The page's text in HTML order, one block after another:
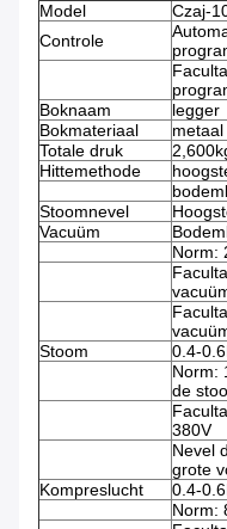
Model
Czaj-
Controle
Boknaam
legger
Bokmateriaal
metaal
Totale druk
Hittemethode
Stoomnevel
Vacuüm
Norm:
Stoom
0.4-
Norm:
de
380V
Nevel
grote
Kompreslucht
0.4-
Norm: